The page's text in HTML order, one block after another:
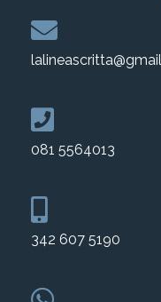
081 5564013
342 607 5190